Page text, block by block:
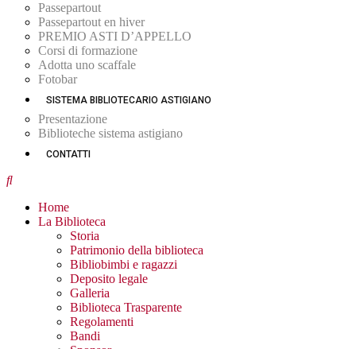
Passepartout
Passepartout en hiver
PREMIO ASTI D’APPELLO
Corsi di formazione
Adotta uno scaffale
Fotobar
SISTEMA BIBLIOTECARIO ASTIGIANO
Presentazione
Biblioteche sistema astigiano
CONTATTI
Home
La Biblioteca
Storia
Patrimonio della biblioteca
Bibliobimbi e ragazzi
Deposito legale
Galleria
Biblioteca Trasparente
Regolamenti
Bandi